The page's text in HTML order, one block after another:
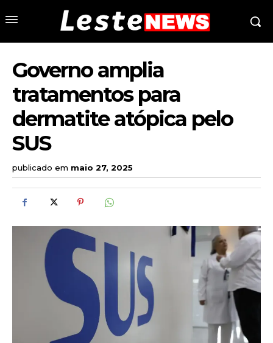
Governo amplia
tratamentos para
dermatite atópica pelo
SUS
publicado em maio 27, 2025